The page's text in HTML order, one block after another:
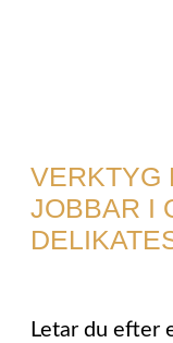
VERKTYG
JOBBAR I
Letar du efter